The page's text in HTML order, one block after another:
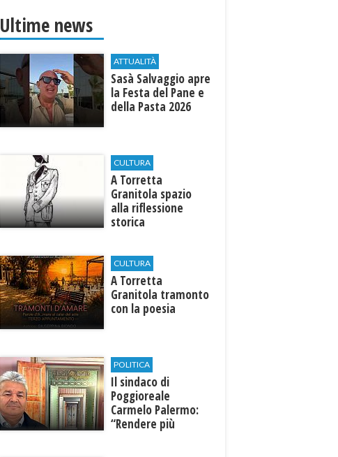
Ultime news
ATTUALITÀ
Sasà Salvaggio apre
la Festa del Pane e
della Pasta 2026
CULTURA
​A Torretta
Granitola spazio
alla riflessione
storica
CULTURA
​A Torretta
Granitola tramonto
con la poesia
POLITICA
Il sindaco di
Poggioreale
Carmelo Palermo:
“Rendere più